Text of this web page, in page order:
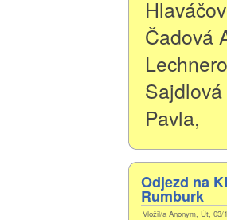
Čadová
Pavla,
Odjezd na
Rumburk
Vložil/a Anonym, Út, 03/